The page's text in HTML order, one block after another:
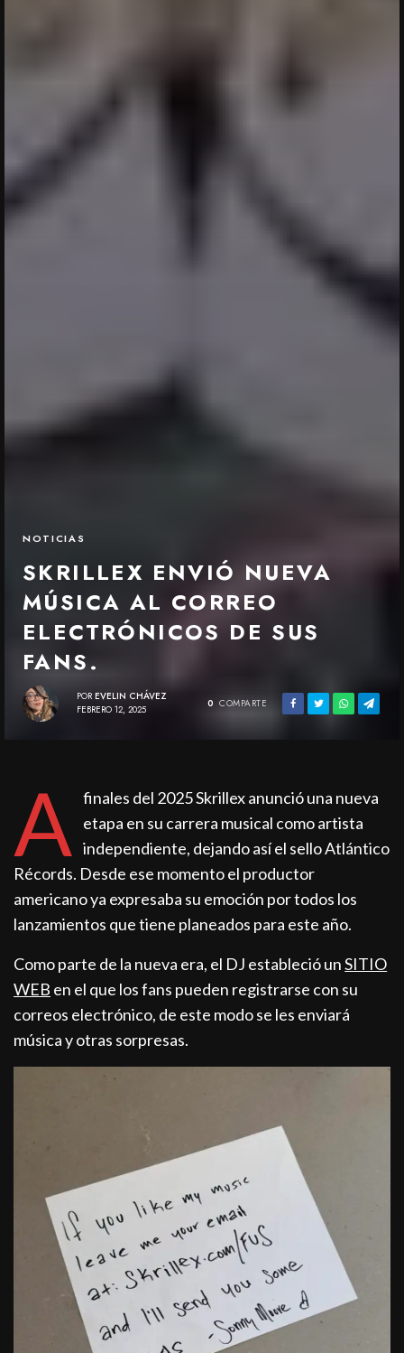
NOTICIAS
SKRILLEX ENVIÓ NUEVA
MÚSICA AL CORREO
ELECTRÓNICOS DE SUS
FANS.
POR EVELIN CHÁVEZ
FEBRERO 12, 2025
0 COMPARTE
A finales del 2025 Skrillex anunció una nueva
etapa en su carrera musical como artista
independiente, dejando así el sello Atlántico
Récords. Desde ese momento el productor
americano ya expresaba su emoción por todos los
lanzamientos que tiene planeados para este año.
Como parte de la nueva era, el DJ estableció unSITIO
WEB en el que los fans pueden registrarse con su
correos electrónico, de este modo se les enviará
música y otras sorpresas.